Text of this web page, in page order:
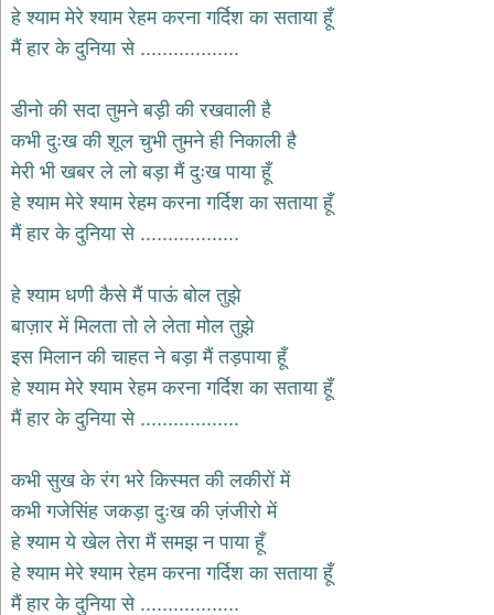
शिव
भजन
हनुमान
भजन
hanuman
bhajans
साईं
भजन
जैन
भजन
jain
bhajans
भजन
गणेश
भजन
ganesh
राम
हे श्याम मेरे श्याम रेहम करना गर्दिश का सताया हूँ
मैं हार के दुनिया से ..................
डीनो की सदा तुमने बड़ी की रखवाली है
कभी दुःख की शूल चुभी तुमने ही निकाली है
मेरी भी खबर ले लो बड़ा मैं दुःख पाया हूँ
हे श्याम मेरे श्याम रेहम करना गर्दिश का सताया हूँ
मैं हार के दुनिया से ..................
हे श्याम धणी कैसे मैं पाऊं बोल तुझे
बाज़ार में मिलता तो ले लेता मोल तुझे
इस मिलान की चाहत ने बड़ा मैं तड़पाया हूँ
हे श्याम मेरे श्याम रेहम करना गर्दिश का सताया हूँ
मैं हार के दुनिया से ..................
कभी सुख के रंग भरे किस्मत की लकीरों में
कभी गजेसिंह जकड़ा दुःख की ज़ंजीरो में
हे श्याम ये खेल तेरा मैं समझ न पाया हूँ
हे श्याम मेरे श्याम रेहम करना गर्दिश का सताया हूँ
मैं हार के दुनिया से ..................